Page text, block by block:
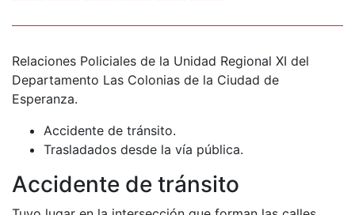
Relaciones Policiales de la Unidad Regional XI del
Departamento Las Colonias de la Ciudad de
Esperanza.
Accidente de tránsito.
Trasladados desde la vía pública.
Accidente de tránsito